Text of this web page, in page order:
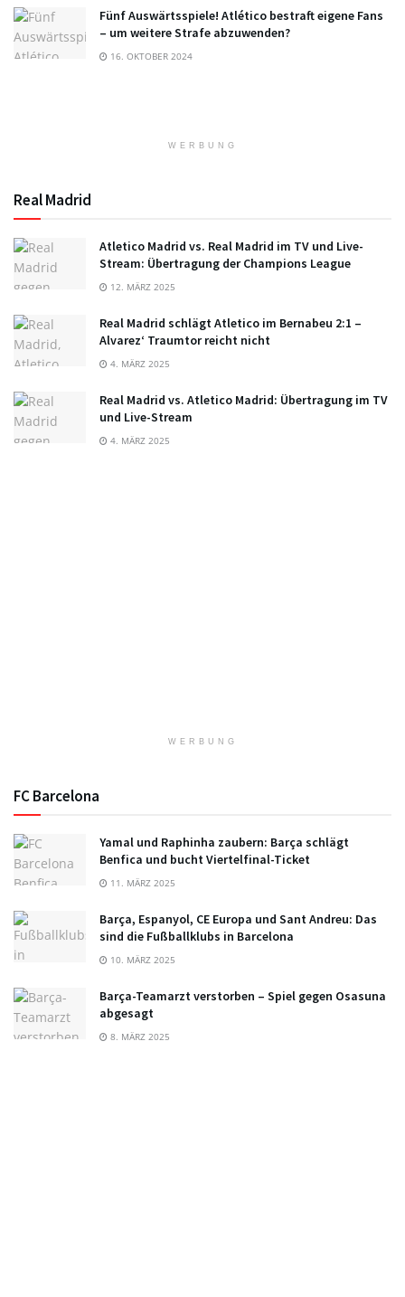
Fünf Auswärtsspiele! Atlético bestraft eigene Fans
– um weitere Strafe abzuwenden?
16. OKTOBER 2024
WERBUNG
Real Madrid
Atletico Madrid vs. Real Madrid im TV und Live-
Stream: Übertragung der Champions League
12. MÄRZ 2025
Real Madrid schlägt Atletico im Bernabeu 2:1 –
Alvarez‘ Traumtor reicht nicht
4. MÄRZ 2025
Real Madrid vs. Atletico Madrid: Übertragung im TV
und Live-Stream
4. MÄRZ 2025
WERBUNG
FC Barcelona
Yamal und Raphinha zaubern: Barça schlägt
Benfica und bucht Viertelfinal-Ticket
11. MÄRZ 2025
Barça, Espanyol, CE Europa und Sant Andreu: Das
sind die Fußballklubs in Barcelona
10. MÄRZ 2025
Barça-Teamarzt verstorben – Spiel gegen Osasuna
abgesagt
8. MÄRZ 2025